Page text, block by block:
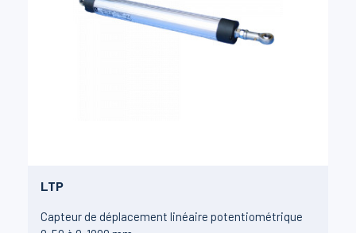
LTP
Capteur de déplacement linéaire potentiométrique